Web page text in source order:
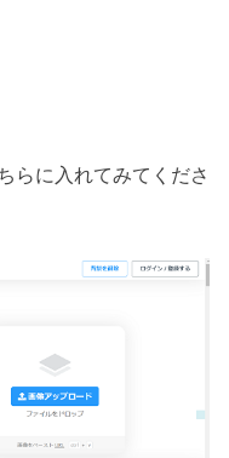
らに入れてみてくださ